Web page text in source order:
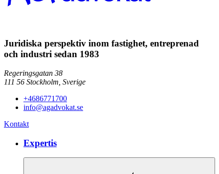
Juridiska perspektiv inom fastighet, entreprenad
och industri sedan 1983
Regeringsgatan 38
111 56 Stockholm, Sverige
+4686771700
info@agadvokat.se
Kontakt
Expertis